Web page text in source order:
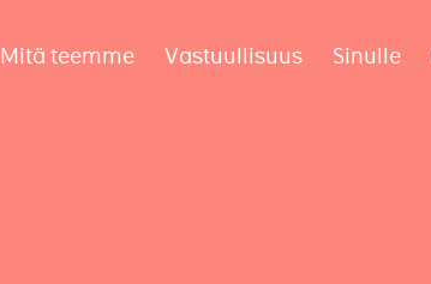
Mitä teemme Vastuullisuus Sinulle